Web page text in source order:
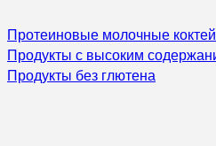
Протеиновые молочные
Продукты с высоким
Продукты без глютена